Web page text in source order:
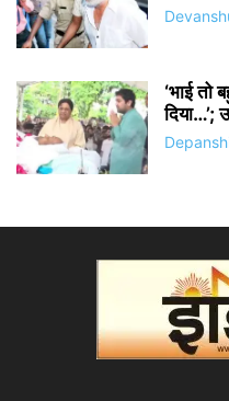
‘भाई तो
दिया…’;